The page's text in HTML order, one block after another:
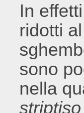
In
ridotti
sono
nella
striptiso